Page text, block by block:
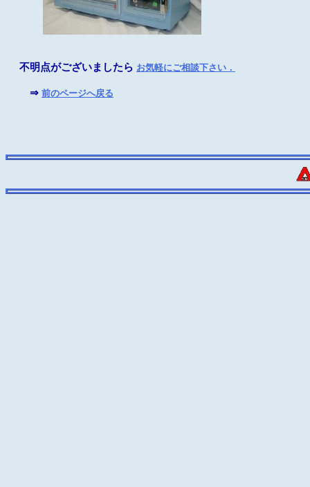
不明点がございましたら お気軽にご相談下さい．
⇒ 前のページへ戻る